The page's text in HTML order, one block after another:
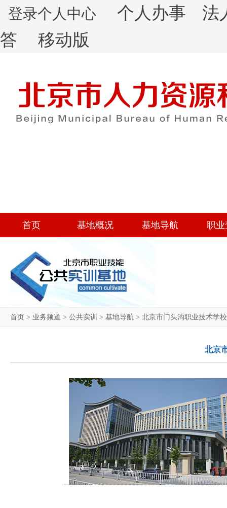
登录个人中心 个人办事
法
答
移动版
首页 基地概况 基地导航 职业
首页 > 业务频道 > 公共实训 > 基地导航 > 北京市门头沟职业技术学校
北京